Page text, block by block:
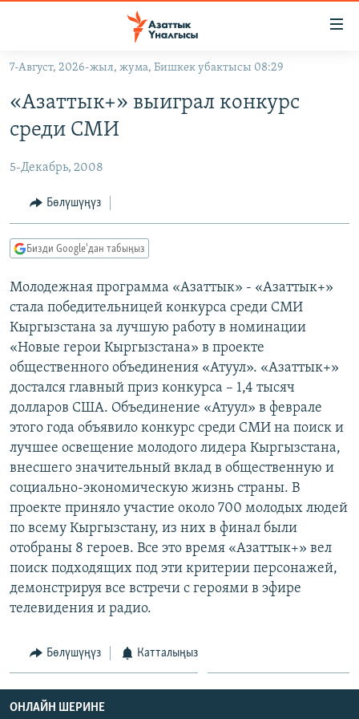
Навигацияга
өтүңүз
салыңыз
САЯСАТ
ЭКОНОМИКА
ДҮЙНӨ
ДҮЙНӨ
БОРБОР АЗИЯ
УКРАИНА
АТАЙЫН ИЛИКТӨӨ
БҮГҮН АЗАТТЫКТА
ЭКСПЕРТТЕР ТАЛДАЙТ
БИЗ ЖАНА ДҮЙНӨ
ДАНИСТЕ
ЭЖЕ-СИҢДИЛЕР
АЗАТТЫК+
ЫҢГАЙСЫЗ СУРООЛОР
ПОДКАСТ
ӨЗГӨЧӨ ПИКИР
Русский
ОНЛАЙН ШЕРИНЕ
ЭЕ/АРнун бардык сайттары
7-Август, 2026-жыл, жума, Бишкек убактысы 08:29
«Азаттык+» выиграл конкурс
среди СМИ
5-Декабрь, 2008
Бөлүшүңүз
Бизди Google'дан табыңыз
Молодежная программа «Азаттык» - «Азаттык+»
стала победительницей конкурса среди СМИ
Кыргызстана за лучшую работу в номинации
«Новые герои Кыргызстана» в проекте
общественного объединения «Атуул». «Азаттык+»
достался главный приз конкурса – 1,4 тысяч
долларов США. Объединение «Атуул» в феврале
этого года объявило конкурс среди СМИ на поиск и
лучшее освещение молодого лидера Кыргызстана,
внесшего значительный вклад в общественную и
социально-экономическую жизнь страны. В
проекте приняло участие около 700 молодых людей
по всему Кыргызстану, из них в финал были
отобраны 8 героев. Все это время «Азаттык+» вел
поиск подходящих под эти критерии персонажей,
демонстрируя все встречи с героями в эфире
телевидения и радио.
Бөлүшүңүз Катталыңыз
ОНЛАЙН ШЕРИНЕ